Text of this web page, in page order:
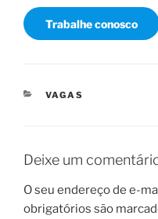
Trabalhe conosco
CATEGORIAS
VAGAS
Deixe um
O seu endereço de e-
obrigatórios são